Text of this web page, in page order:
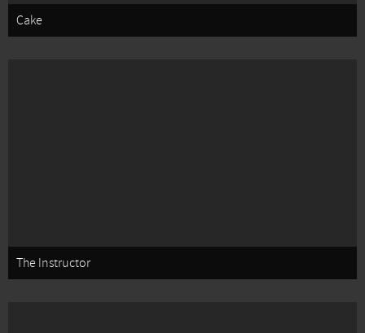
Cake
The Instructor